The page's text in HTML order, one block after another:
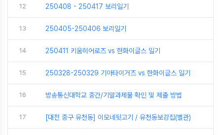
12 250408 - 250417 보리일기
13 250405-250406 보리일기
14 250411 키움히어로즈 vs 한화이글스 일기
15 250328-250329 기아타이거즈 vs 한화이글스 일기
16 방송통신대학교 중간/기말과제물 확인 및 제출 방법
17 [대전 중구 유천동] 이모네뒷고기 / 유천동보강집(별관)